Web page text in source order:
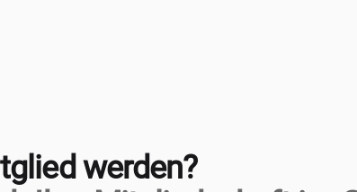
werden?